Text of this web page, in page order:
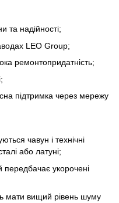
та надійності;
LEO Group;
ремонтопридатність;
підтримка через мережу
чавун і технічні
або латуні;
укорочені
мати вищий рівень шуму